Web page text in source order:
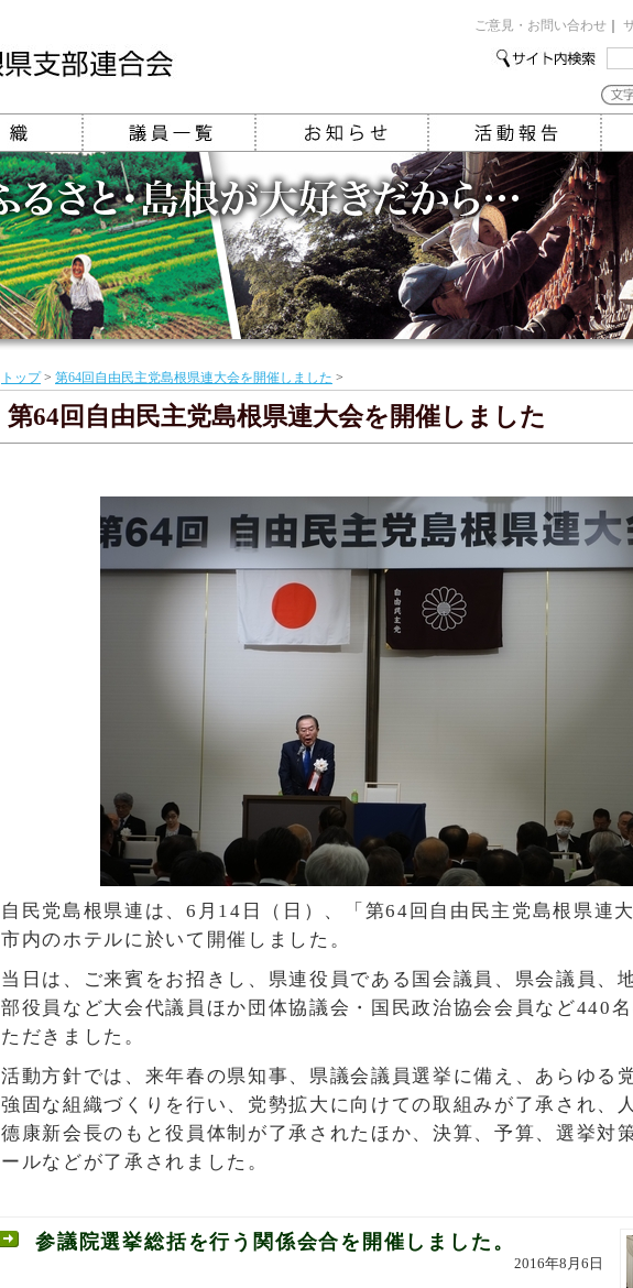
ご意見・お問い合わせ
トップ> 第64回自由民主党島根県連大会を開催しました >
第64回自由民主党島根県連大会を開催しました
自民党島根県連は、6月14日（日）、「第64回自由民主党島根県連
市内のホテルに於いて開催しました。
当日は、ご来賓をお招きし、県連役員である国会議員、県会議員、
部役員など大会代議員ほか団体協議会・国民政治協会会員など440
ただきました。
活動方針では、来年春の県知事、県議会議員選挙に備え、あらゆる
強固な組織づくりを行い、党勢拡大に向けての取組みが了承され、
德康新会長のもと役員体制が了承されたほか、決算、予算、選挙対
ールなどが了承されました。
参議院選挙総括を行う関係会合を開催しました。
2016年8月6日